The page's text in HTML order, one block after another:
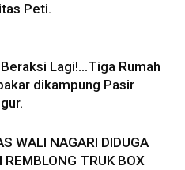
Peti.
Lagi!…Tiga Rumah
dikampung Pasir
WALI NAGARI DIDUGA
REMBLONG TRUK BOX